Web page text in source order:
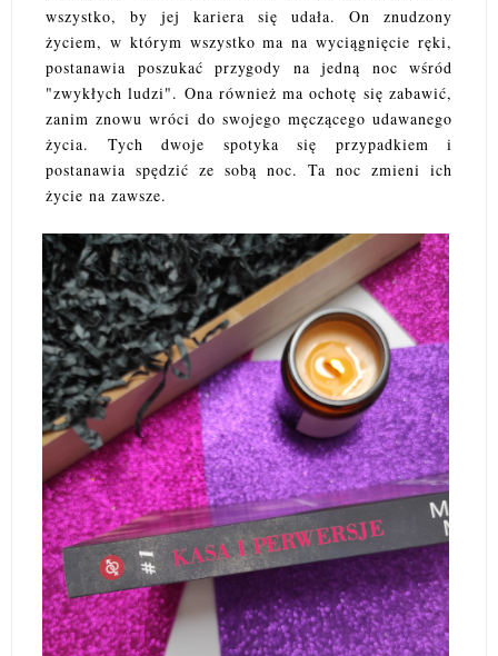
wszystko, by jej kariera się udała. On znudzony
życiem, w którym wszystko ma na wyciągnięcie ręki,
postanawia poszukać przygody na jedną noc wśród
"zwykłych ludzi". Ona również ma ochotę się zabawić,
zanim znowu wróci do swojego męczącego udawanego
życia. Tych dwoje spotyka się przypadkiem i
postanawia spędzić ze sobą noc. Ta noc zmieni ich
życie na zawsze.